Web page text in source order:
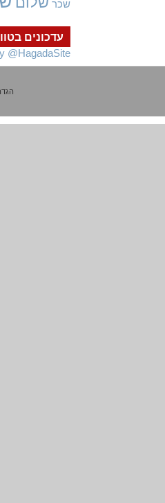
עדכונים
by @HagadaSite
שכר
הגדה